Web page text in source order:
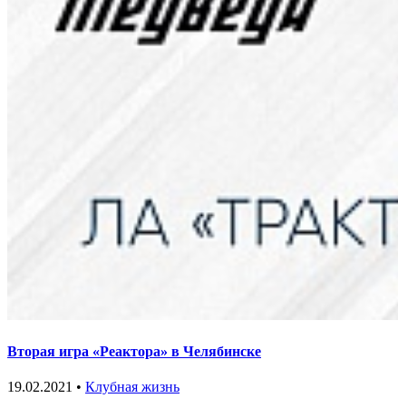
Вторая игра «Реактора» в Челябинске
19.02.2021 • Клубная жизнь